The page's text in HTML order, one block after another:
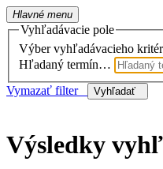
Hlavné menu
Vyhľadávacie pole
Výber vyhľadávacieho
Hľadaný termín…
Vymazať filter
Vyhľadať
Výsledky